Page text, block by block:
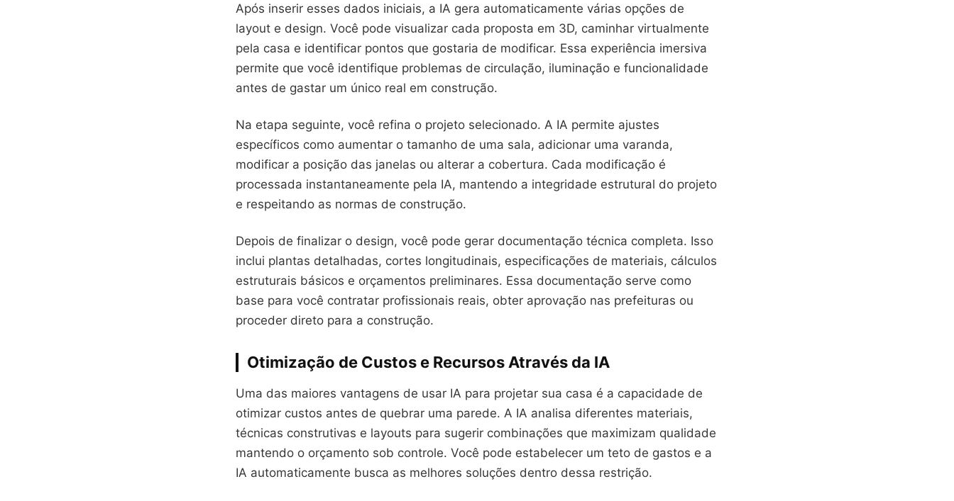
Após inserir esses dados iniciais, a IA gera automaticamente várias opções de
layout e design. Você pode visualizar cada proposta em 3D, caminhar virtualmente
pela casa e identificar pontos que gostaria de modificar. Essa experiência imersiva
permite que você identifique problemas de circulação, iluminação e funcionalidade
antes de gastar um único real em construção.
Na etapa seguinte, você refina o projeto selecionado. A IA permite ajustes
específicos como aumentar o tamanho de uma sala, adicionar uma varanda,
modificar a posição das janelas ou alterar a cobertura. Cada modificação é
processada instantaneamente pela IA, mantendo a integridade estrutural do projeto
e respeitando as normas de construção.
Depois de finalizar o design, você pode gerar documentação técnica completa. Isso
inclui plantas detalhadas, cortes longitudinais, especificações de materiais, cálculos
estruturais básicos e orçamentos preliminares. Essa documentação serve como
base para você contratar profissionais reais, obter aprovação nas prefeituras ou
proceder direto para a construção.
Otimização de Custos e Recursos Através da IA
Uma das maiores vantagens de usar IA para projetar sua casa é a capacidade de
otimizar custos antes de quebrar uma parede. A IA analisa diferentes materiais,
técnicas construtivas e layouts para sugerir combinações que maximizam qualidade
mantendo o orçamento sob controle. Você pode estabelecer um teto de gastos e a
IA automaticamente busca as melhores soluções dentro dessa restrição.